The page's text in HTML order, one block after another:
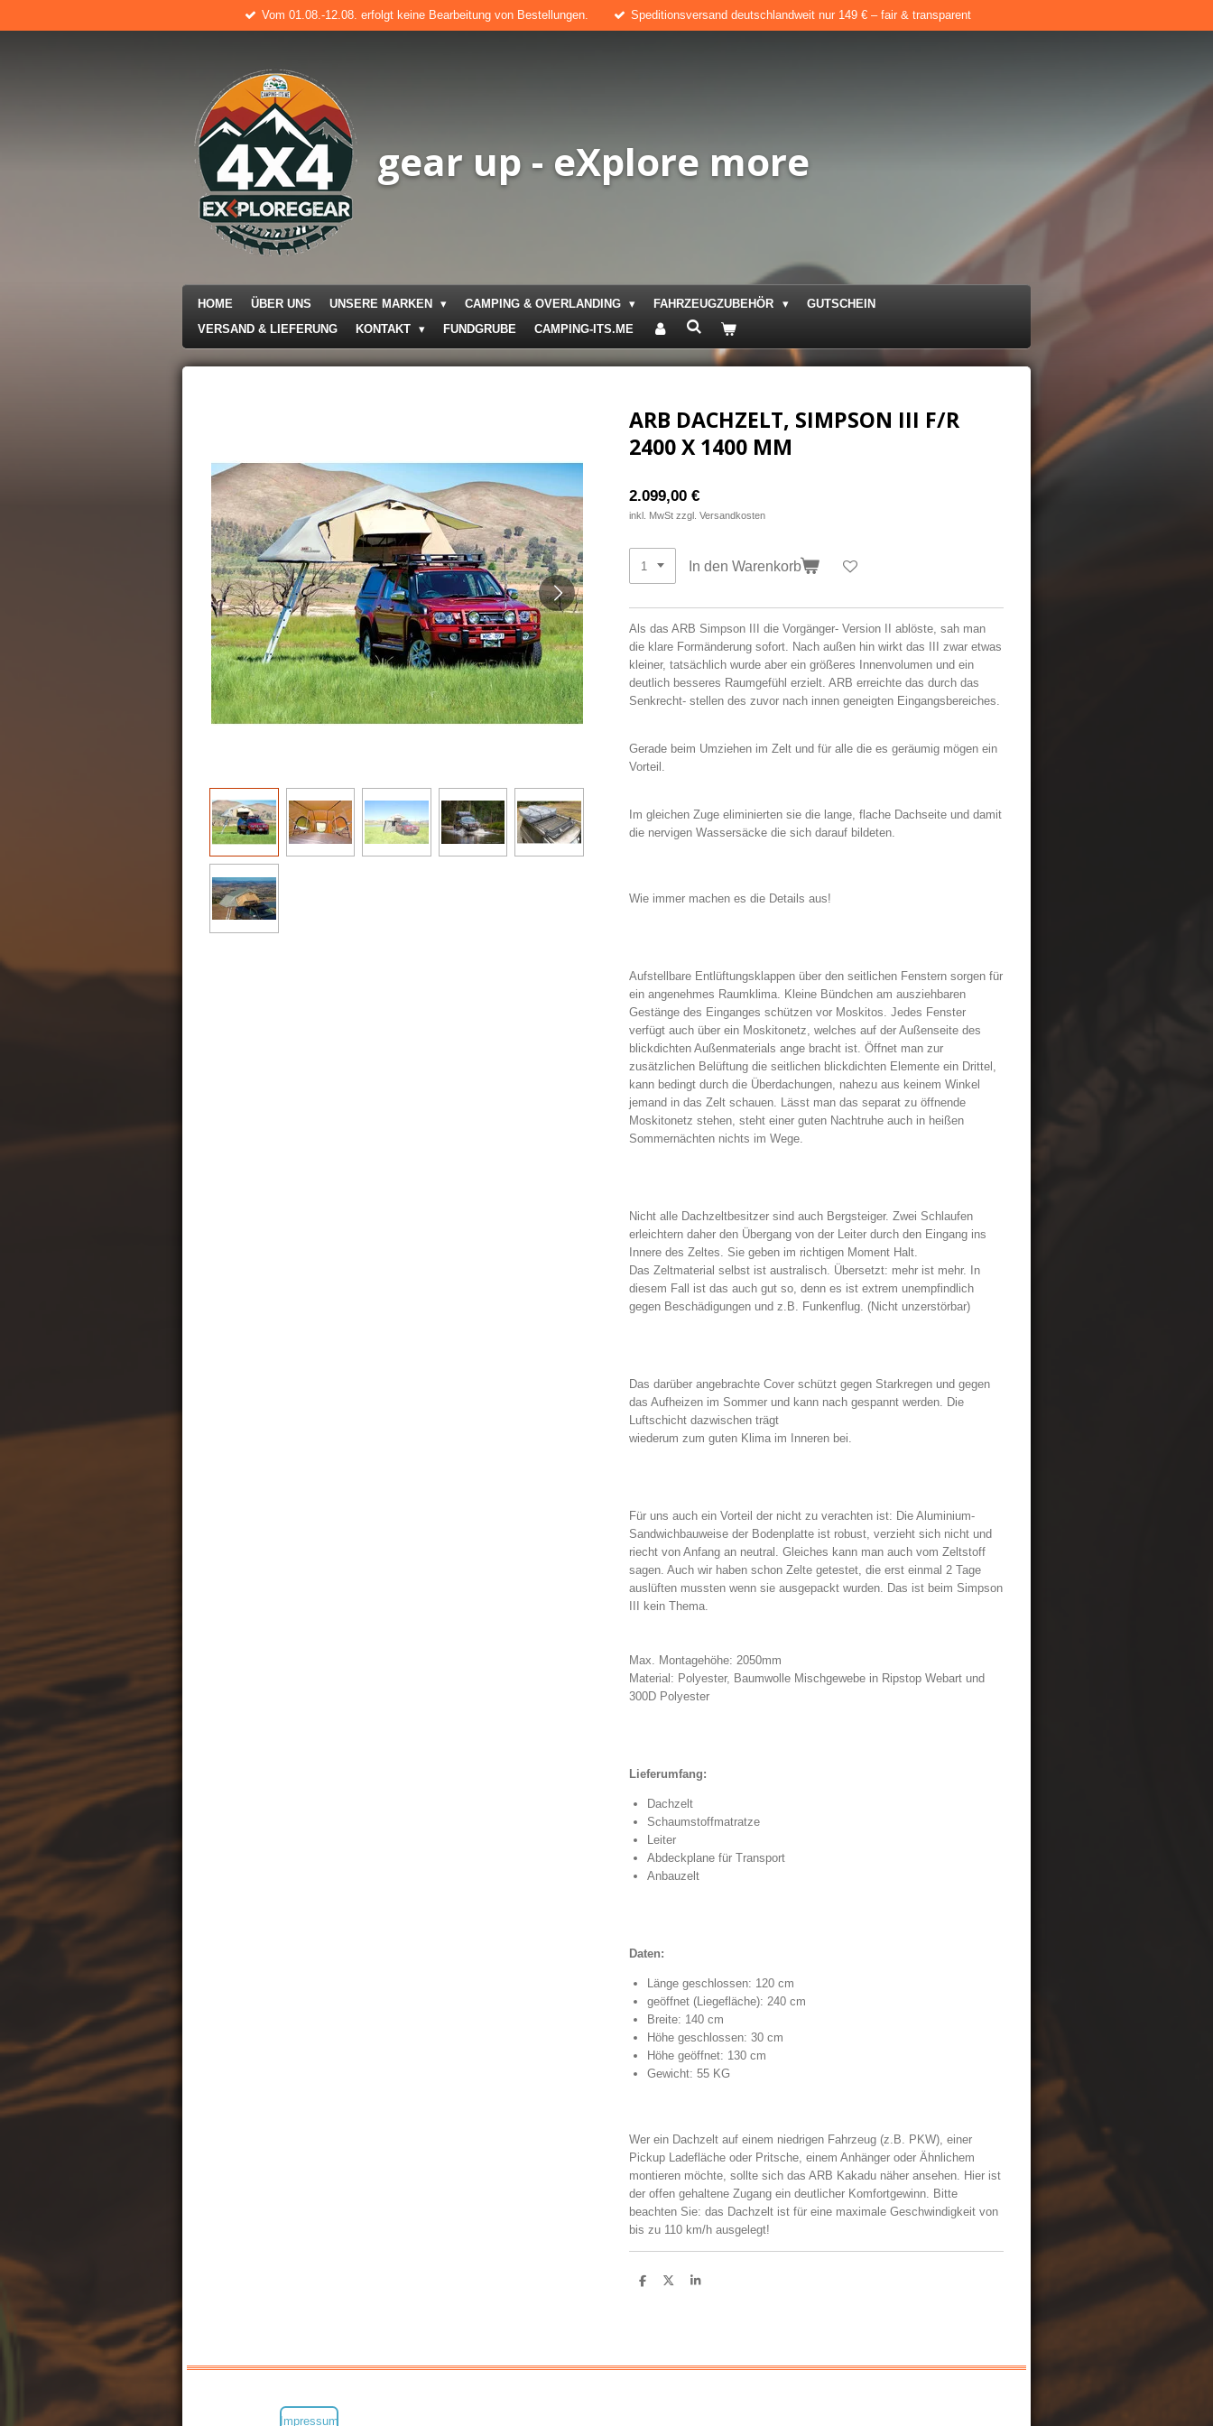
Hauptinhalt
Vom 01.08.-12.08. erfolgt keine Bearbeitung von Bestellungen. Speditionsversand deutschlandweit nur 149 € – fair & transparent
gear up - eXplore more
HOME ÜBER UNS UNSERE MARKEN CAMPING & OVERLANDING FAHRZEUGZUBEHÖR
GUTSCHEIN
VERSAND & LIEFERUNG
KONTAKT FUNDGRUBE CAMPING-ITS.ME
ARB DACHZELT, SIMPSON III F/R
2400 X 1400 MM
2.099,00 €
inkl. MwSt zzgl. Versandkosten
In den Warenkorb
Als das ARB Simpson III die Vorgänger- Version II ablöste, sah man
die klare Formänderung sofort. Nach außen hin wirkt das III zwar etwas
kleiner, tatsächlich wurde aber ein größeres Innenvolumen und ein
deutlich besseres Raumgefühl erzielt. ARB erreichte das durch das
Senkrecht- stellen des zuvor nach innen geneigten Eingangsbereiches.
Gerade beim Umziehen im Zelt und für alle die es geräumig mögen ein
Vorteil.
Im gleichen Zuge eliminierten sie die lange, flache Dachseite und damit
die nervigen Wassersäcke die sich darauf bildeten.
Wie immer machen es die Details aus!
Aufstellbare Entlüftungsklappen über den seitlichen Fenstern sorgen für
ein angenehmes Raumklima. Kleine Bündchen am ausziehbaren
Gestänge des Einganges schützen vor Moskitos. Jedes Fenster
verfügt auch über ein Moskitonetz, welches auf der Außenseite des
blickdichten Außenmaterials ange bracht ist. Öffnet man zur
zusätzlichen Belüftung die seitlichen blickdichten Elemente ein Drittel,
kann bedingt durch die Überdachungen, nahezu aus keinem Winkel
jemand in das Zelt schauen. Lässt man das separat zu öffnende
Moskitonetz stehen, steht einer guten Nachtruhe auch in heißen
Sommernächten nichts im Wege.
Nicht alle Dachzeltbesitzer sind auch Bergsteiger. Zwei Schlaufen
erleichtern daher den Übergang von der Leiter durch den Eingang ins
Innere des Zeltes. Sie geben im richtigen Moment Halt.
Das Zeltmaterial selbst ist australisch. Übersetzt: mehr ist mehr. In
diesem Fall ist das auch gut so, denn es ist extrem unempfindlich
gegen Beschädigungen und z.B. Funkenflug. (Nicht unzerstörbar)
Das darüber angebrachte Cover schützt gegen Starkregen und gegen
das Aufheizen im Sommer und kann nach gespannt werden. Die
Luftschicht dazwischen trägt
wiederum zum guten Klima im Inneren bei.
Für uns auch ein Vorteil der nicht zu verachten ist: Die Aluminium-
Sandwichbauweise der Bodenplatte ist robust, verzieht sich nicht und
riecht von Anfang an neutral. Gleiches kann man auch vom Zeltstoff
sagen. Auch wir haben schon Zelte getestet, die erst einmal 2 Tage
auslüften mussten wenn sie ausgepackt wurden. Das ist beim Simpson
III kein Thema.
Max. Montagehöhe: 2050mm
Material: Polyester, Baumwolle Mischgewebe in Ripstop Webart und
300D Polyester
Lieferumfang:
Dachzelt
Schaumstoffmatratze
Leiter
Abdeckplane für Transport
Anbauzelt
Daten:
Länge geschlossen: 120 cm
geöffnet (Liegefläche): 240 cm
Breite: 140 cm
Höhe geschlossen: 30 cm
Höhe geöffnet: 130 cm
Gewicht: 55 KG
Wer ein Dachzelt auf einem niedrigen Fahrzeug (z.B. PKW), einer
Pickup Ladefläche oder Pritsche, einem Anhänger oder Ähnlichem
montieren möchte, sollte sich das ARB Kakadu näher ansehen. Hier ist
der offen gehaltene Zugang ein deutlicher Komfortgewinn. Bitte
beachten Sie: das Dachzelt ist für eine maximale Geschwindigkeit von
bis zu 110 km/h ausgelegt!
T
T
T
Impressum